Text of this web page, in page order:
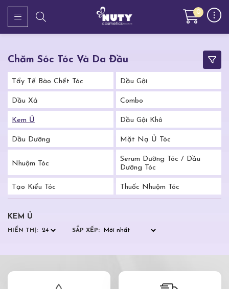
0
Chăm Sóc Tóc Và Da Đầu
Tẩy Tế Bào Chết Tóc Dầu Gội
Dầu Xả Combo
Kem Ủ Dầu Gội Khô
Dầu Dưỡng Mặt Nạ Ủ Tóc
Nhuộm Tóc
Serum Dưỡng Tóc / Dầu
Dưỡng Tóc
Tạo Kiểu Tóc Thuốc Nhuộm Tóc
KEM Ủ
HIỂN THỊ: SẮP XẾP: